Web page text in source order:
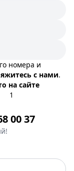
номера и
с нами.
на сайте
1
00 37